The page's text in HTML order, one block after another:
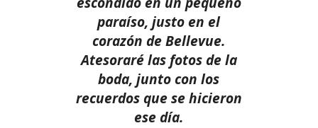
paraíso, justo en el
corazón de Bellevue.
Atesoraré las fotos de la
boda, junto con los
recuerdos que se hicieron
ese día.